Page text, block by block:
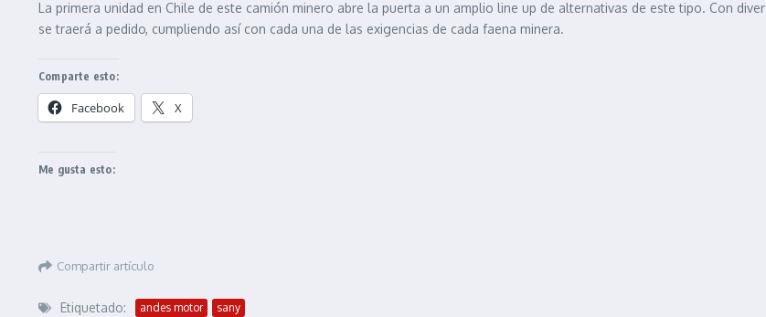
La primera unidad en Chile de este camión minero abre la puerta a un amplio line up de alternativas de este tipo. Con
se traerá a pedido, cumpliendo así con cada una de las exigencias de cada faena minera.
Comparte esto:
Facebook X
Me gusta esto:
Compartir artículo
Etiquetado: andes motor sany